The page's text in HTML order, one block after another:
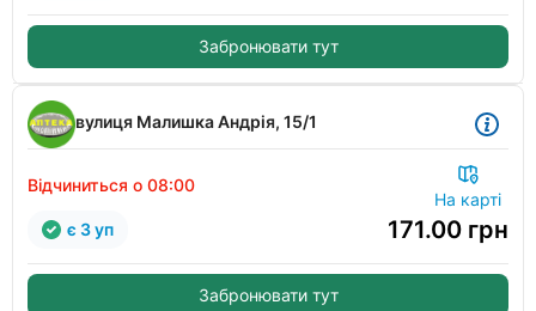
Забронювати тут
вулиця Малишка Андрія, 15/1
Відчиниться о 08:00
На карті
171.00 грн
є 3 уп
Забронювати тут